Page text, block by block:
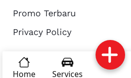
Reservasi
Home Services
Promo Terbaru
Privacy Policy
© Copyright 2026 -